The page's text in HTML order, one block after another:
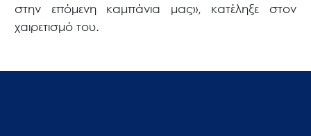
στην επόμενη καμπάνια μας», κατέληξε στον
χαιρετισμό του.